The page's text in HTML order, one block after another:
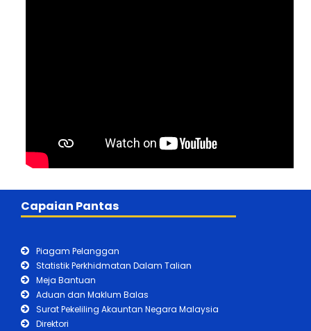
Capaian Pantas
Piagam Pelanggan
Statistik Perkhidmatan Dalam Talian
Meja Bantuan
Aduan dan Maklum Balas
Surat Pekeliling Akauntan Negara Malaysia
Direktori